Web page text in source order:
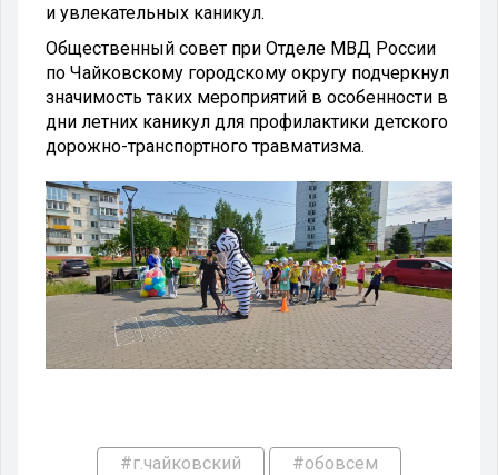
и увлекательных каникул.
Общественный совет при Отделе МВД России
по Чайковскому городскому округу подчеркнул
значимость таких мероприятий в особенности в
дни летних каникул для профилактики детского
дорожно-транспортного травматизма.
#г.чайковский #обовсем